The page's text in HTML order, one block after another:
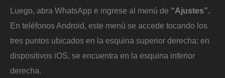
Luego, abra WhatsApp e ingrese al menú de “Ajustes”.
En teléfonos Android, este menú se accede tocando los
tres puntos ubicados en la esquina superior derecha; en
dispositivos iOS, se encuentra en la esquina inferior
derecha.